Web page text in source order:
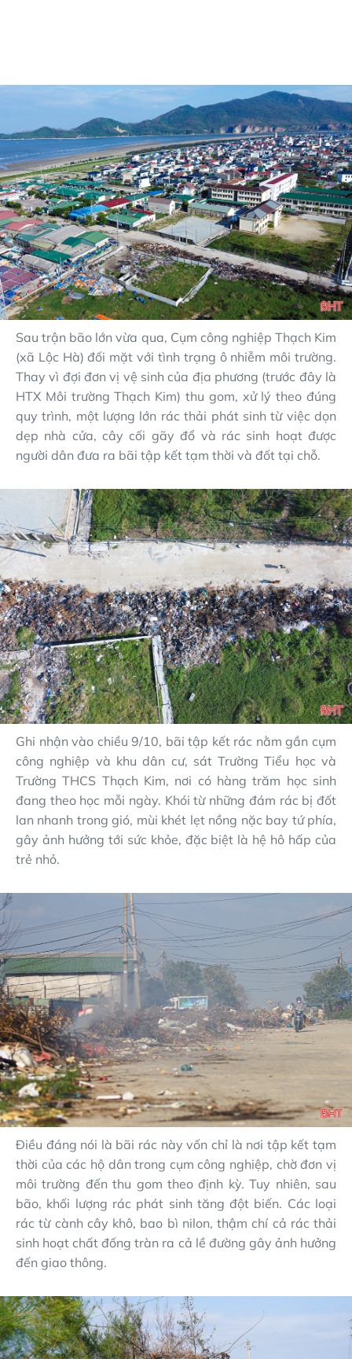
Sau trận bão lớn vừa qua, Cụm công nghiệp Thạch Kim
(xã Lộc Hà) đối mặt với tình trạng ô nhiễm môi trường.
Thay vì đợi đơn vị vệ sinh của địa phương (trước đây là
HTX Môi trường Thạch Kim) thu gom, xử lý theo đúng
quy trình, một lượng lớn rác thải phát sinh từ việc dọn
dẹp nhà cửa, cây cối gãy đổ và rác sinh hoạt được
người dân đưa ra bãi tập kết tạm thời và đốt tại chỗ.
Ghi nhận vào chiều 9/10, bãi tập kết rác nằm gần cụm
công nghiệp và khu dân cư, sát Trường Tiểu học và
Trường THCS Thạch Kim, nơi có hàng trăm học sinh
đang theo học mỗi ngày. Khói từ những đám rác bị đốt
lan nhanh trong gió, mùi khét lẹt nồng nặc bay tứ phía,
gây ảnh hưởng tới sức khỏe, đặc biệt là hệ hô hấp của
trẻ nhỏ.
Điều đáng nói là bãi rác này vốn chỉ là nơi tập kết tạm
thời của các hộ dân trong cụm công nghiệp, chờ đơn vị
môi trường đến thu gom theo định kỳ. Tuy nhiên, sau
bão, khối lượng rác phát sinh tăng đột biến. Các loại
rác từ cành cây khô, bao bì nilon, thậm chí cả rác thải
sinh hoạt chất đống tràn ra cả lề đường gây ảnh hưởng
đến giao thông.